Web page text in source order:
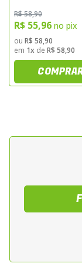
Indicado
modelos
em longas
vida útil da
Viscosidade:
Troca
R$ 58,90
R$ 55,96 no pix
ou R$ 58,90
em 1x de R$ 58,90